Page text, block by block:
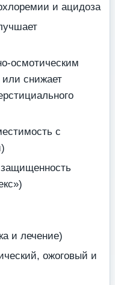
и ацидоза
осмотическим
снижает
с
и лечение)
ожоговый и